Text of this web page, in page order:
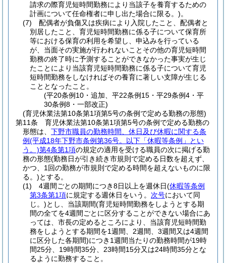
請求の際育児短時間勤務により当該子を養育するための
計画について任命権者に申し出た場合に限る。)。
(7)
配偶者が負傷又は疾病により入院したこと、配偶者と
別居したこと、育児短時間勤務に係る子について保育所
等における保育の利用を希望し、申込みを行っている
が、当面その実施が行われないことその他の育児短時間
勤務の終了時に予測することができなかった事実が生じ
たことにより当該育児短時間勤務に係る子について育児
短時間勤務をしなければその養育に著しい支障が生じる
こととなったこと。
(平20条例10・追加、平22条例15・平29条例4・平
30条例8・一部改正)
(育児休業法第10条第1項第5号の条例で定める勤務の形態)
第11条
育児休業法第10条第1項第5号の条例で定める勤務の
形態は、 下野市職員の勤務時間、休日及び休暇に関する条
例(平成18年下野市条例第36号。以下「休暇等条例」とい
う。)第4条第1項の規定の適用を受ける職員の次に掲げる勤
務の形態(勤務日が引き続き市規則で定める日数を超えず、
かつ、1回の勤務が市規則で定める時間を超えないものに限
る。)とする。
(1)
4週間ごとの期間につき8日以上を週休日(休暇等条例
第3条第1項に規定する週休日をいう。 次号において同
じ。)とし、当該期間(育児短時間勤務をしようとする期
間の全てを4週間ごとに区分することができない場合にあ
っては、市長の定めるところにより、当該育児短時間勤
務をしようとする期間を1週間、2週間、3週間又は4週間
に区分した各期間)につき1週間当たりの勤務時間が19時
間25分、19時間35分、23時間15分又は24時間35分とな
るように勤務すること。